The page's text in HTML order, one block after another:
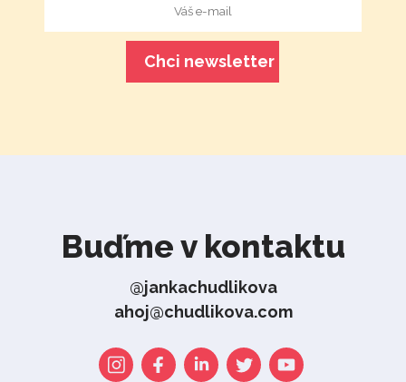
Buďme v kontaktu
@jankachudlikova
ahoj@chudlikova.com